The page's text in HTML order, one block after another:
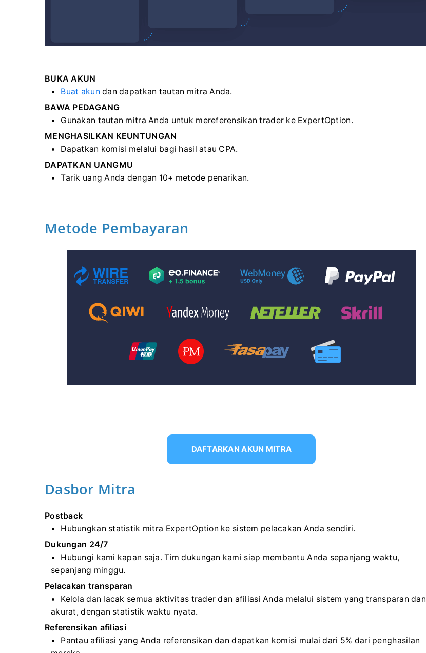
BUKA AKUN
Buat akun dan dapatkan tautan mitra Anda.
BAWA PEDAGANG
Gunakan tautan mitra Anda untuk mereferensikan trader ke ExpertOption.
MENGHASILKAN KEUNTUNGAN
Dapatkan komisi melalui bagi hasil atau CPA.
DAPATKAN UANGMU
Tarik uang Anda dengan 10+ metode penarikan.
Metode Pembayaran
DAFTARKAN AKUN MITRA
Dasbor Mitra
Postback
Hubungkan statistik mitra ExpertOption ke sistem pelacakan Anda sendiri.
Dukungan 24/7
Hubungi kami kapan saja. Tim dukungan kami siap membantu Anda sepanjang waktu,
sepanjang minggu.
Pelacakan transparan
Kelola dan lacak semua aktivitas trader dan afiliasi Anda melalui sistem yang transparan dan
akurat, dengan statistik waktu nyata.
Referensikan afiliasi
Pantau afiliasi yang Anda referensikan dan dapatkan komisi mulai dari 5% dari penghasilan